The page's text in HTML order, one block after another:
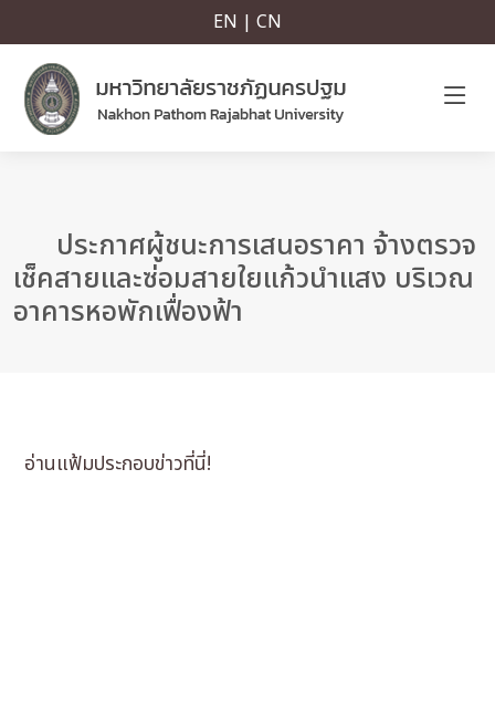
EN | CN
ประกาศผู้ชนะการเสนอราคา จ้างตรวจ
เช็คสายและซ่อมสายใยแก้วนำแสง บริเวณ
อาคารหอพักเฟื่องฟ้า
อ่านแฟ้มประกอบข่าวที่นี่!